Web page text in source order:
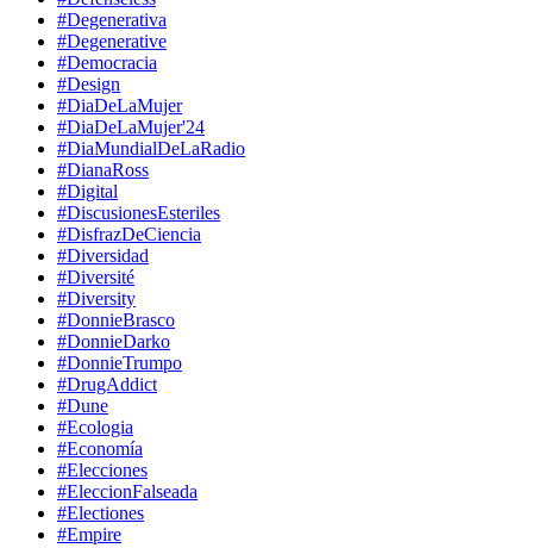
#Degenerativa
#Degenerative
#Democracia
#Design
#DiaDeLaMujer
#DiaDeLaMujer'24
#DiaMundialDeLaRadio
#DianaRoss
#Digital
#DiscusionesEsteriles
#DisfrazDeCiencia
#Diversidad
#Diversité
#Diversity
#DonnieBrasco
#DonnieDarko
#DonnieTrumpo
#DrugAddict
#Dune
#Ecologia
#Economía
#Elecciones
#EleccionFalseada
#Electiones
#Empire